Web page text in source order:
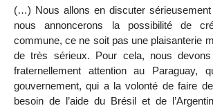
(…) Nous allons en discuter
nous annoncerons la possibilité de
commune, ce ne soit pas une plaisanterie
de très sérieux. Pour cela, nous devons
fraternellement attention au Paraguay,
gouvernement, qui a la volonté de faire
besoin de l’aide du Brésil et de